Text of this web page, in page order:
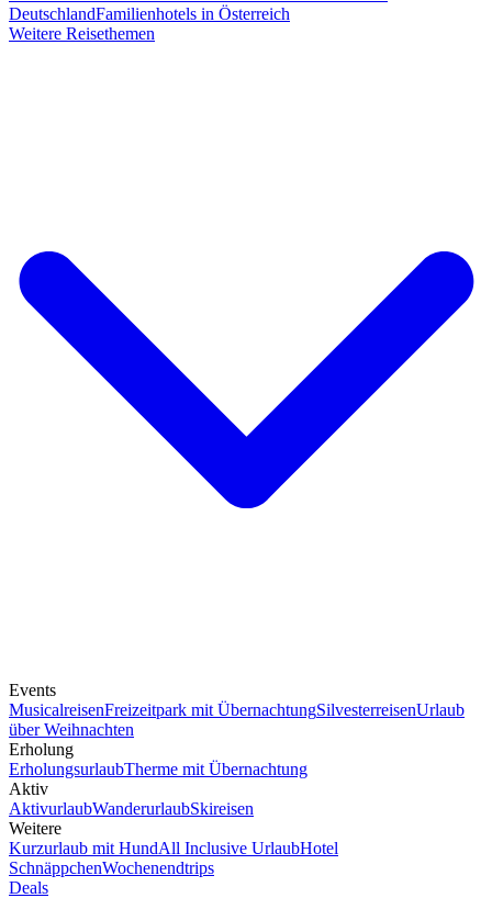
DeutschlandFamilienhotels in Österreich
Weitere Reisethemen
Events
MusicalreisenFreizeitpark mit ÜbernachtungSilvesterreisenUrlaub
über Weihnachten
Erholung
ErholungsurlaubTherme mit Übernachtung
Aktiv
AktivurlaubWanderurlaubSkireisen
Weitere
Kurzurlaub mit HundAll Inclusive UrlaubHotel
SchnäppchenWochenendtrips
Deals